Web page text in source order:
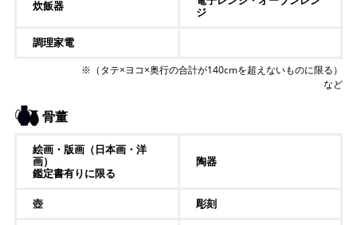
炊飯器
ジ
調理家電
※（タテ×ヨコ×奥行の合計が140cmを超えないものに限る）
など
骨董
絵画・版画（日本画・洋
画）
鑑定書有りに限る
陶器
壺 彫刻